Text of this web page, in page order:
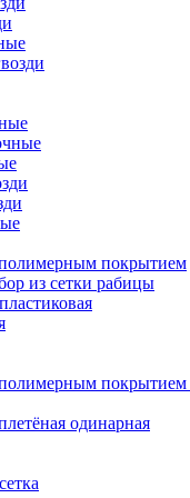
покрытием
из сетки рабицы
покрытием
одинарная